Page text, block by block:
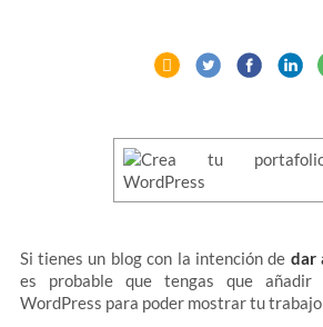
Si tienes un blog con la intención de dar
es probable que tengas que añadir
WordPress para poder mostrar tu trabajo